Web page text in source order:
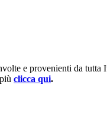
e provenienti da
clicca qui.